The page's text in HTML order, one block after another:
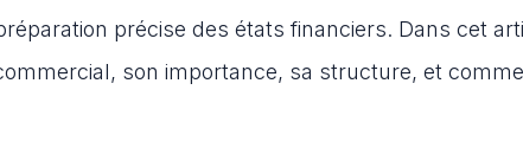
précise des états financiers. Dans cet
son importance, sa structure, et